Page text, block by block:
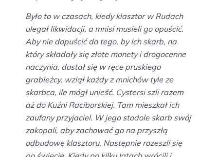
Było to w czasach, kiedy klasztor w Rudach
ulegał likwidacji, a mnisi musieli go opuścić.
Aby nie dopuścić do tego, by ich skarb, na
który składały się złote monety i drogocenne
naczynia, dostał się w ręce pruskiego
grabieżcy, wziął każdy z mnichów tyle ze
skarbca, ile mógł unieść. Cystersi szli razem
aż do Kuźni Raciborskiej. Tam mieszkał ich
zaufany przyjaciel. W jego stodole skarb swój
zakopali, aby zachować go na przyszłą
odbudowę klasztoru. Następnie rozeszli się